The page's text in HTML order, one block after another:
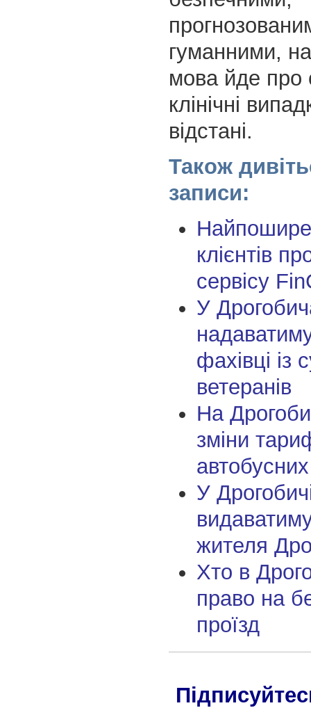
гуманними,
мова йде про
клінічні
відстані.
Також
записи:
клієнтів
сервісу
У
фахівці із
ветеранів
На
зміни
У
жителя
Хто в
право на
проїзд